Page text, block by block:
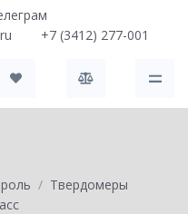
+7 (3412) 277-001
Твердомеры